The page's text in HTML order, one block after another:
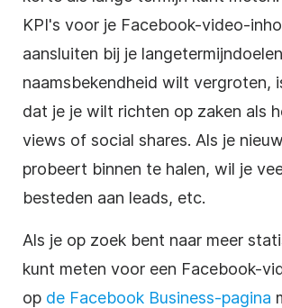
KPI's voor je Facebook-video-
aansluiten bij je
naamsbekendheid wilt vergroten,
dat je je wilt richten op zaken als
views of social shares. Als je
probeert binnen te halen, wil je
besteden aan leads, etc.
Als je op zoek bent naar meer
kunt meten voor een Facebook-
op de Facebook Business-pagina